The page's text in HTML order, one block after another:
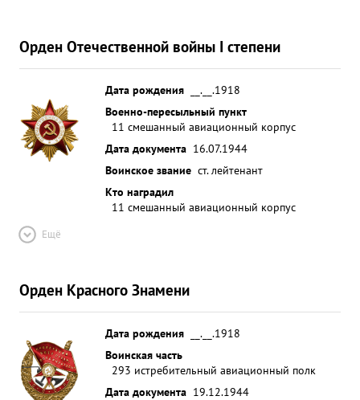
Орден Отечественной войны I степени
Дата рождения
__.__.1918
Военно-пересыльный пункт
11 смешанный авиационный корпус
Дата документа 16.07.1944
Воинское звание ст. лейтенант
Кто наградил
11 смешанный авиационный корпус
Ещё
Орден Красного Знамени
Дата рождения
__.__.1918
Воинская часть
293 истребительный авиационный полк
Дата документа 19.12.1944